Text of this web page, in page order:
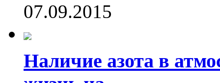
07.09.2015
Наличие азота в